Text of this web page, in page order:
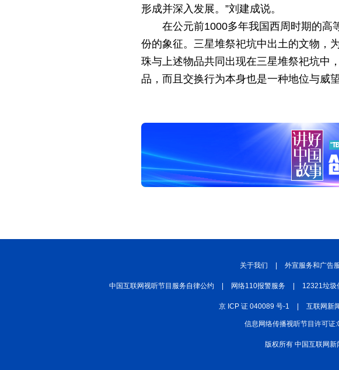
形成并深入发展。”刘建成说。
在公元前1000多年我国西周时期的高
份的象征。三星堆祭祀坑中出土的文物，
珠与上述物品共同出现在三星堆祭祀坑中
品，而且交换行为本身也是一种地位与威
关于我们 外宣服务和广告
中国互联网视听节目服务自律公约 网络110报警服务 12321垃圾
京 ICP 证 040089 号-1 互联网新
信息网络传播视听节目许可证
版权所有 中国互联网新